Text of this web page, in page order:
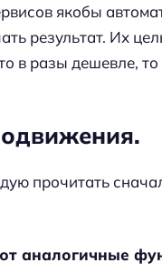
якобы
результат. Их
в разы дешевле,
прочитать
аналогичные